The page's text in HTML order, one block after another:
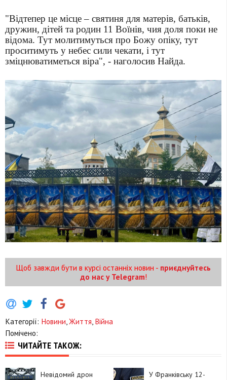
"Відтепер це місце – святиня для матерів, батьків,
дружин, дітей та родин 11 Воїнів, чия доля поки не
відома. Тут молитимуться про Божу опіку, тут
проситимуть у небес сили чекати, і тут
зміцнюватиметься віра", - наголосив Найда.
Щоб завжди бути в курсі останніх новин - приєднуйтесь
до нас у Telegram!
Категорії: Новини Життя Війна
Помічено:
ЧИТАЙТЕ ТАКОЖ:
Невідомий дрон
У Франківську 12-